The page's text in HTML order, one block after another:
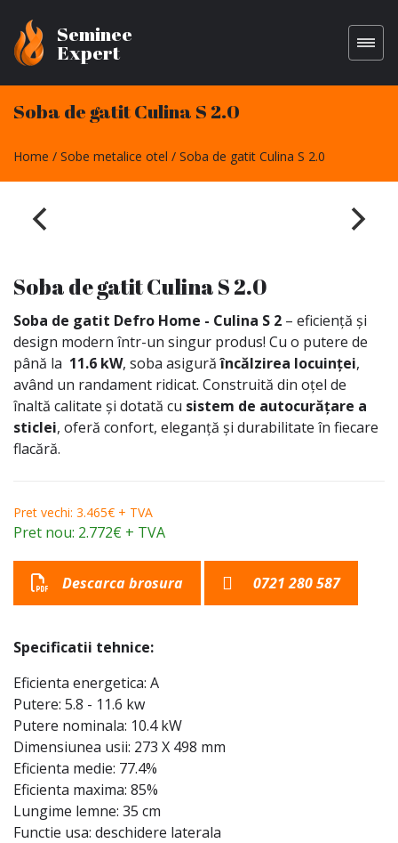
Seminee
Expert
Soba de gatit Culina S 2.0
Home Sobe metalice otel Soba de gatit Culina S 2.0
Soba de gatit Culina S 2.0
Soba de gatit Defro Home - Culina S 2 – eficiență și
design modern într-un singur produs! Cu o putere de
până la 11.6 kW, soba asigurăîncălzirea locuinței,
având un randament ridicat. Construită din oțel de
înaltă calitate și dotată cu sistem de autocurățare a
sticlei, oferă confort, eleganță și durabilitate în fiecare
flacără.
Pret vechi: 3.465€ + TVA
Pret nou: 2.772€ + TVA
Descarca brosura 0721 280 587
Specificatii tehnice:
Eficienta energetica: A
Putere: 5.8 - 11.6 kw
Putere nominala: 10.4 kW
Dimensiunea usii: 273 X 498 mm
Eficienta medie: 77.4%
Eficienta maxima: 85%
Lungime lemne: 35 cm
Functie usa: deschidere laterala